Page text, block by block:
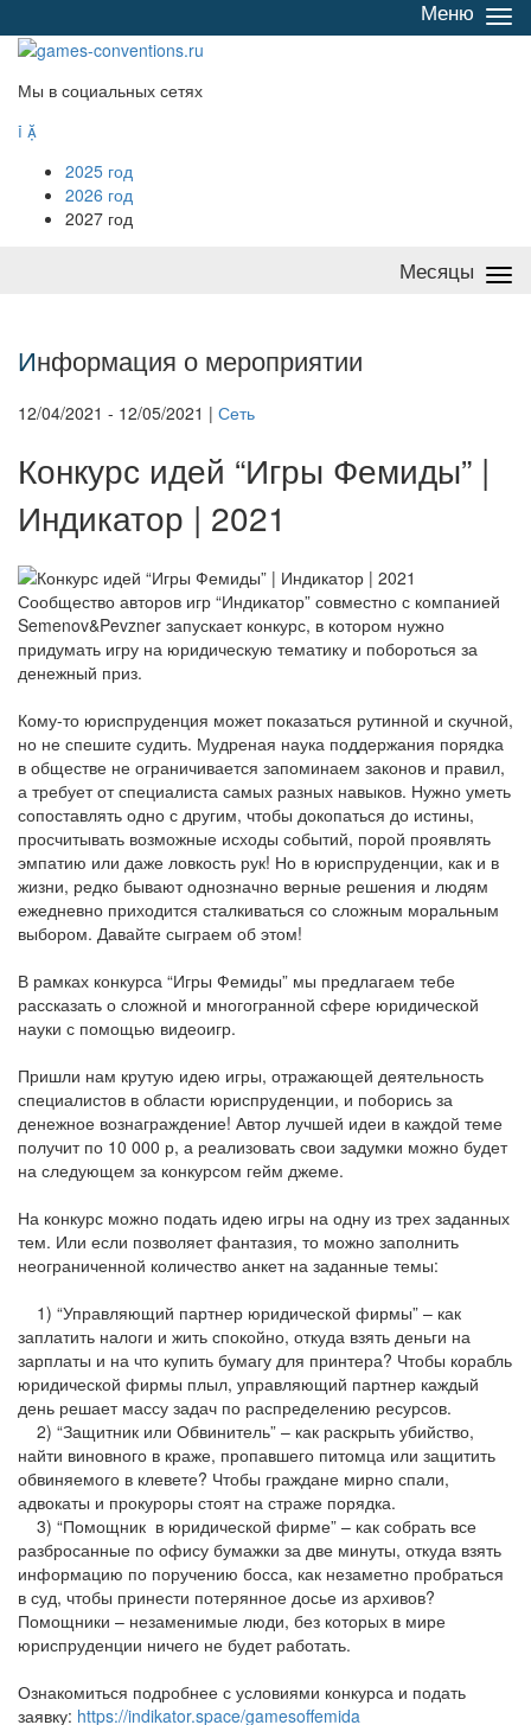
/
Меню
Мы в социальных сетях
 
2025 год
2026 год
2027 год
Месяцы
Информация о мероприятии
12/04/2021 - 12/05/2021 | Сеть
Конкурс идей “Игры Фемиды” |
Индикатор | 2021
Сообщество авторов игр “Индикатор” совместно с компанией
Semenov&Pevzner запускает конкурс, в котором нужно
придумать игру на юридическую тематику и побороться за
денежный приз.
Кому-то юриспруденция может показаться рутинной и скучной,
но не спешите судить. Мудреная наука поддержания порядка
в обществе не ограничивается запоминаем законов и правил,
а требует от специалиста самых разных навыков. Нужно уметь
сопоставлять одно с другим, чтобы докопаться до истины,
просчитывать возможные исходы событий, порой проявлять
эмпатию или даже ловкость рук! Но в юриспруденции, как и в
жизни, редко бывают однозначно верные решения и людям
ежедневно приходится сталкиваться со сложным моральным
выбором. Давайте сыграем об этом!
В рамках конкурса “Игры Фемиды” мы предлагаем тебе
рассказать о сложной и многогранной сфере юридической
науки с помощью видеоигр.
Пришли нам крутую идею игры, отражающей деятельность
специалистов в области юриспруденции, и поборись за
денежное вознаграждение! Автор лучшей идеи в каждой теме
получит по 10 000 р, а реализовать свои задумки можно будет
на следующем за конкурсом гейм джеме.
На конкурс можно подать идею игры на одну из трех заданных
тем. Или если позволяет фантазия, то можно заполнить
неограниченной количество анкет на заданные темы:
1) “Управляющий партнер юридической фирмы” – как
заплатить налоги и жить спокойно, откуда взять деньги на
зарплаты и на что купить бумагу для принтера? Чтобы корабль
юридической фирмы плыл, управляющий партнер каждый
день решает массу задач по распределению ресурсов.
2) “Защитник или Обвинитель” – как раскрыть убийство,
найти виновного в краже, пропавшего питомца или защитить
обвиняемого в клевете? Чтобы граждане мирно спали,
адвокаты и прокуроры стоят на страже порядка.
3) “Помощник в юридической фирме” – как собрать все
разбросанные по офису бумажки за две минуты, откуда взять
информацию по поручению босса, как незаметно пробраться
в суд, чтобы принести потерянное досье из архивов?
Помощники – незаменимые люди, без которых в мире
юриспруденции ничего не будет работать.
Ознакомиться подробнее с условиями конкурса и подать
заявку: https://indikator.space/gamesoffemida